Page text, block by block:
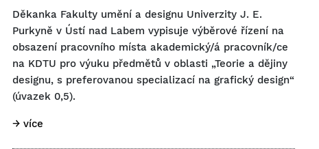
Děkanka Fakulty umění a designu Univerzity J. E.
Purkyně v Ústí nad Labem vypisuje výběrové řízení na
obsazení pracovního místa akademický/á pracovník/ce
na KDTU pro výuku předmětů v oblasti „Teorie a dějiny
designu, s preferovanou specializací na grafický design“
(úvazek 0,5).
→ více